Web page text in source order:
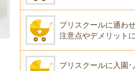
プリスクールに通わ
注意点やデメリット
プリスクールに入園･